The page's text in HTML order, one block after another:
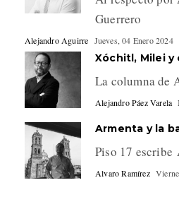
Guerrero
Alejandro Aguirre Jueves, 04 Enero 2024
Xóchitl, Milei y
La columna de
Alejandro Páez Varela
Armenta y la
Piso 17 escribe
Alvaro Ramírez